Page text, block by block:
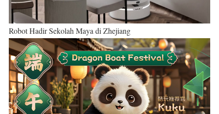
Robot Hadir Sekolah Maya di Zhejiang